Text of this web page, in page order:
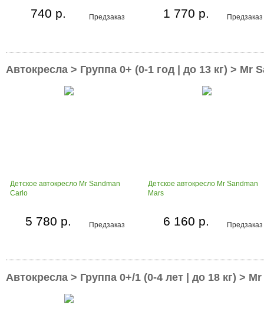
Предзаказ
740 р. Предзаказ
1 770 р.
Автокресла > Группа 0+ (0-1 год | до 13 кг) > Mr
Детское автокресло Mr Sandman
Carlo
Предзаказ
5 780 р.
Детское автокресло Mr Sandman
Mars
Предзаказ
6 160 р.
Автокресла > Группа 0+/1 (0-4 лет | до 18 кг) >